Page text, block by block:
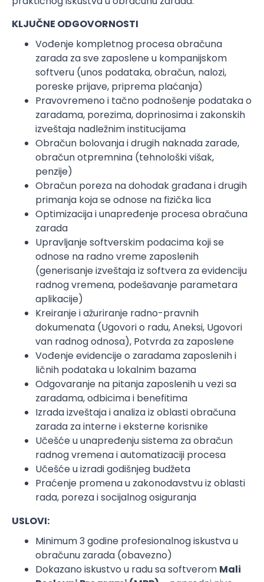
KLJUČNE ODGOVORNOSTI
Vođenje kompletnog procesa obračuna
zarada za sve zaposlene u kompanijskom
softveru (unos podataka, obračun, nalozi,
poreske prijave, priprema plaćanja)
Pravovremeno i tačno podnošenje podataka o
zaradama, porezima, doprinosima i zakonskih
izveštaja nadležnim institucijama
Obračun bolovanja i drugih naknada zarade,
obračun otpremnina (tehnološki višak,
penzije)
Obračun poreza na dohodak građana i drugih
primanja koja se odnose na fizička lica
Optimizacija i unapređenje procesa obračuna
zarada
Upravljanje softverskim podacima koji se
odnose na radno vreme zaposlenih
(generisanje izveštaja iz softvera za evidenciju
radnog vremena, podešavanje parametara
aplikacije)
Kreiranje i ažuriranje radno-pravnih
dokumenata (Ugovori o radu, Aneksi, Ugovori
van radnog odnosa), Potvrda za zaposlene
Vođenje evidencije o zaradama zaposlenih i
ličnih podataka u lokalnim bazama
Odgovaranje na pitanja zaposlenih u vezi sa
zaradama, odbicima i benefitima
Izrada izveštaja i analiza iz oblasti obračuna
zarada za interne i eksterne korisnike
Učešće u unapređenju sistema za obračun
radnog vremena i automatizaciji procesa
Učešće u izradi godišnjeg budžeta
Praćenje promena u zakonodavstvu iz oblasti
rada, poreza i socijalnog osiguranja
USLOVI:
Minimum 3 godine profesionalnog iskustva u
obračunu zarada (obavezno)
Dokazano iskustvo u radu sa softverom Mali